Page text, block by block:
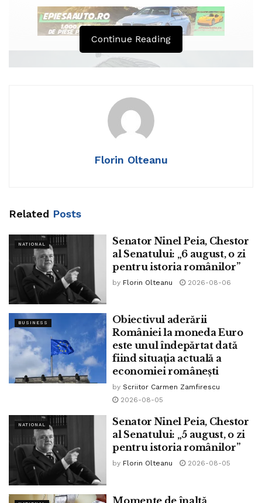
Senatorul Ninel Peia a prezentat semnificațiile zilei:
„În 1908, Take Ionescu fondează Partidul Conservator
Democrat. În anii următori, pe listele sale va candida chiar
și marele dramaturg IL Caragiale dar nu va fi ales.
Dezamăgit, se va autoexila la Berlin, primind moștenirea
unei mătuși.
Continue Reading
Florin Olteanu
Related Posts
NATIONAL
Senator Ninel Peia, Chestor
al Senatului: „6 august, o zi
pentru istoria românilor”
by Florin Olteanu 2026-08-06
BUSINESS
Obiectivul aderării
României la moneda Euro
este unul îndepărtat dată
fiind situația actuală a
economiei românești
by Scriitor Carmen Zamfirescu
2026-08-05
NATIONAL
Senator Ninel Peia, Chestor
al Senatului: „5 august, o zi
pentru istoria românilor”
by Florin Olteanu 2026-08-05
Momente de înaltă